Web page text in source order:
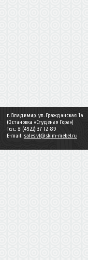
г. Владимир, ул. Гражданская 1а
(Остановка «Студеная Гора»)
Тел.: 8 (4922) 37-12-89
E-mail: sales.vl@skim-mebel.ru